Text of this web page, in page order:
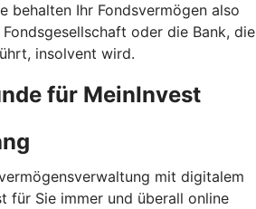
behalten Ihr Fondsvermögen also
oder die Bank, die
insolvent wird.
für MeinInvest
mit digitalem
für Sie immer und überall online